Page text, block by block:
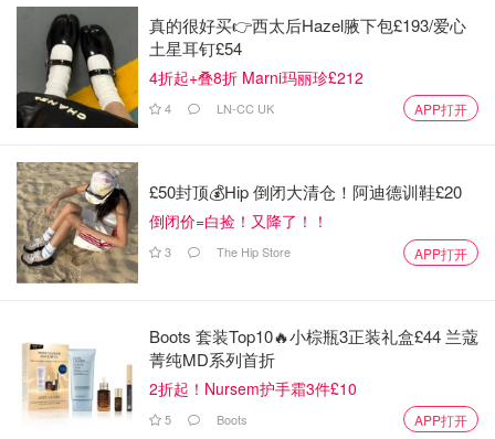
真的很好买👉西太后Hazel腋下包£193/爱心
土星耳钉£54
4折起+叠8折 Marni玛丽珍£212
4 LN-CC UK APP打开
£50封顶💰Hip 倒闭大清仓！阿迪德训鞋£20
倒闭价=白捡！又降了！！
3 The Hip Store APP打开
Boots 套装Top10🔥小棕瓶3正装礼盒£44 兰蔻
菁纯MD系列首折
2折起！Nursem护手霜3件£10
5 Boots APP打开